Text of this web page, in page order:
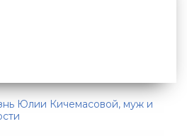
Юлии Кичемасовой, муж и